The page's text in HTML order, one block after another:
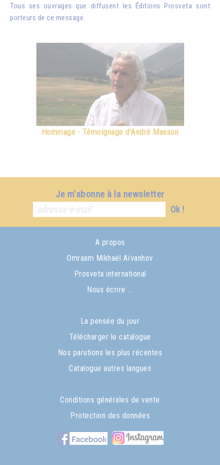
Tous ses ouvrages que diffusent les Éditions Prosveta sont
porteurs de ce message.
Hommage - Témoignage d'André Masson
Je m'abonne à la newsletter
Ok !
A propos
Omraam Mikhaël Aïvanhov
Prosveta international
Nous écrire ...
La pensée du jour
Télécharger le catalogue
Nos parutions les plus récentes
Catalogue autres langues
Conditions générales de vente
Protection des données